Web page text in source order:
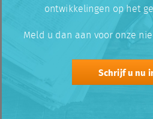
Rabobank look-and-feel. De ander
‘woonwinkelen’ centraal te stellen.
duidelijk voor het laatste. De Pop-Up
ingericht in samenwerking met
win-situatie: lokale ondernemers
profileren en de kosten voor de
De lokale keuze
Schrijf u nu
ontwikkelingen op het
Meld u dan aan voor onze